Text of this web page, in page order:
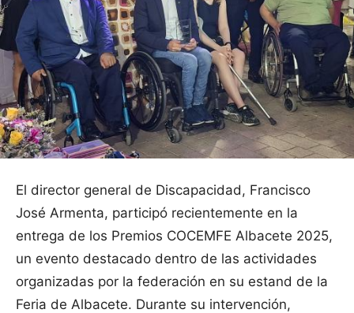
El director general de Discapacidad, Francisco
José Armenta, participó recientemente en la
entrega de los Premios COCEMFE Albacete 2025,
un evento destacado dentro de las actividades
organizadas por la federación en su estand de la
Feria de Albacete. Durante su intervención,